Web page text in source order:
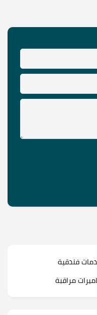
فندقية
مراقبة